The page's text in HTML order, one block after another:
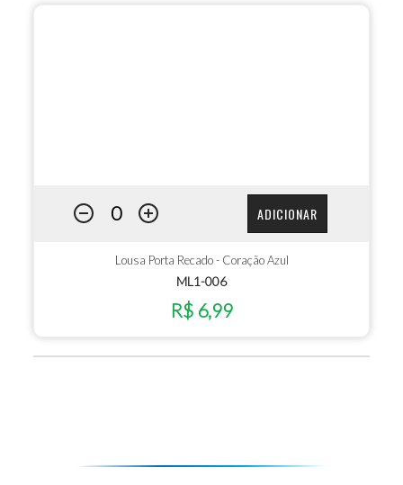
ADICIONAR
Lousa Porta Recado - Coração Azul
ML1-006
R$ 6,99